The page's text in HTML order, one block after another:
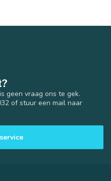
geen vraag ons te gek.
of stuur een mail naar